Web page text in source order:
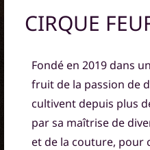
CIRQUE
Fondé en 2019 dans
fruit de la passion de
cultivent depuis plus
par sa maîtrise de
et de la couture, pour